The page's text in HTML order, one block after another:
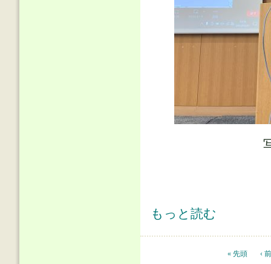
公開講演会実施報告(2023/07/31) に
もっと読む
« 先頭 ‹